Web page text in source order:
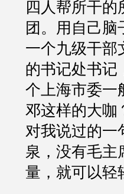
四人帮所干
团。用自己
一个九级干部
的书记处书记
个上海市委一
邓这样的大咖
对我说过的一
泉，没有毛主
量，就可以轻